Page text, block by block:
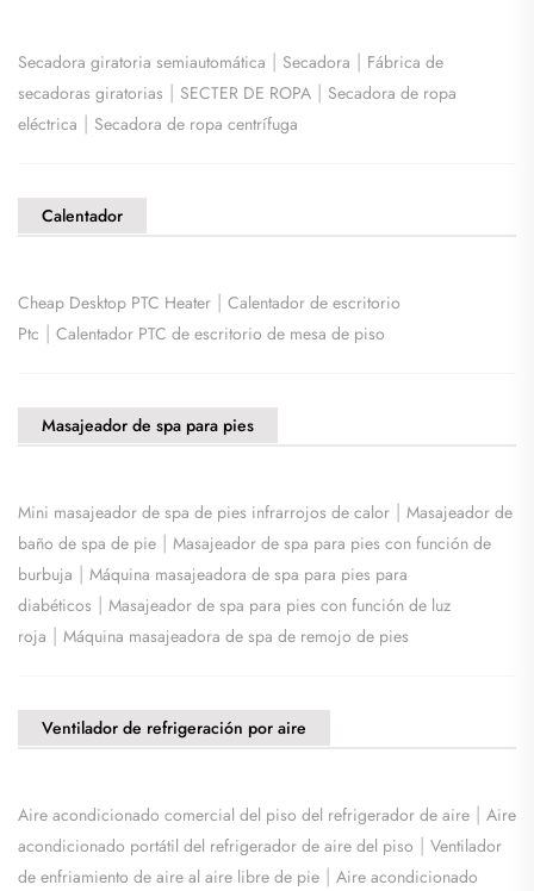
Secadora giratoria semiautomática | Secadora | Fábrica de
secadoras giratorias | SECTER DE ROPA | Secadora de ropa
eléctrica | Secadora de ropa centrífuga
Calentador
Cheap Desktop PTC Heater | Calentador de escritorio
Ptc | Calentador PTC de escritorio de mesa de piso
Masajeador de spa para pies
Mini masajeador de spa de pies infrarrojos de calor | Masajeador de
baño de spa de pie | Masajeador de spa para pies con función de
burbuja | Máquina masajeadora de spa para pies para
diabéticos | Masajeador de spa para pies con función de luz
roja | Máquina masajeadora de spa de remojo de pies
Ventilador de refrigeración por aire
Aire acondicionado comercial del piso del refrigerador de aire | Aire
acondicionado portátil del refrigerador de aire del piso | Ventilador
de enfriamiento de aire al aire libre de pie | Aire acondicionado